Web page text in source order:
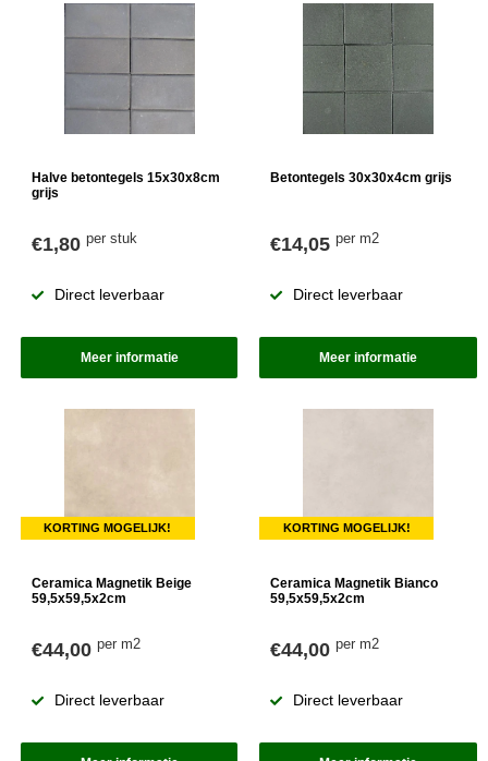
Halve betontegels 15x30x8cm
grijs
€1,80 per stuk
Direct leverbaar
Meer informatie
Betontegels 30x30x4cm grijs
€14,05per m2
Direct leverbaar
Meer informatie
KORTING MOGELIJK!
Ceramica Magnetik Beige
59,5x59,5x2cm
€44,00 per m2
Direct leverbaar
KORTING MOGELIJK!
Ceramica Magnetik Bianco
59,5x59,5x2cm
€44,00per m2
Direct leverbaar